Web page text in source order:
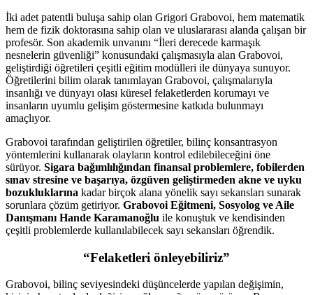
İki adet patentli buluşa sahip olan Grigori Grabovoi, hem matematik
hem de fizik doktorasına sahip olan ve uluslararası alanda çalışan bir
profesör. Son akademik unvanını “İleri derecede karmaşık
nesnelerin güvenliği” konusundaki çalışmasıyla alan Grabovoi,
geliştirdiği öğretileri çeşitli eğitim modülleri ile dünyaya sunuyor.
Öğretilerini bilim olarak tanımlayan Grabovoi, çalışmalarıyla
insanlığı ve dünyayı olası küresel felaketlerden korumayı ve
insanların uyumlu gelişim göstermesine katkıda bulunmayı
amaçlıyor.
Grabovoi tarafından geliştirilen öğretiler, bilinç konsantrasyon
yöntemlerini kullanarak olayların kontrol edilebileceğini öne
sürüyor. Sigara bağımlılığından finansal problemlere, fobilerden
sınav stresine ve başarıya, özgüven geliştirmeden akne ve uyku
bozukluklarına kadar birçok alana yönelik sayı sekansları sunarak
sorunlara çözüm getiriyor. Grabovoi Eğitmeni, Sosyolog ve Aile
Danışmanı Hande Karamanoğlu ile konuştuk ve kendisinden
çeşitli problemlerde kullanılabilecek sayı sekansları öğrendik.
“Felaketleri önleyebiliriz”
Grabovoi, bilinç seviyesindeki düşüncelerde yapılan değişimin,